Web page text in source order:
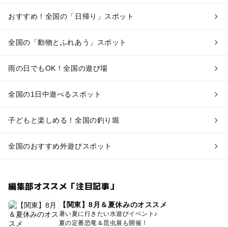
おすすめ！全国の「日帰り」スポット
全国の「動物とふれあう」スポット
雨の日でもOK！全国の遊び場
全国の1日中遊べるスポット
子どもと楽しめる！全国の釣り堀
全国のおすすめ外遊びスポット
編集部オススメ「注目記事」
【関東】8月＆夏休みのオススメ
暑い夏に行きたい水遊びイベント♪
夏の定番恐竜＆昆虫展も開催！